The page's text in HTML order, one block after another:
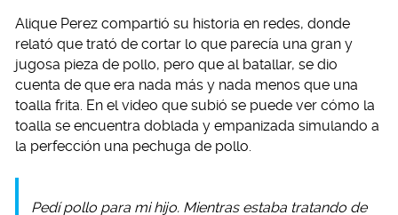
Alique Perez compartió su historia en redes, donde
relató que trató de cortar lo que parecía una gran y
jugosa pieza de pollo, pero que al batallar, se dio
cuenta de que era nada más y nada menos que una
toalla frita. En el video que subió se puede ver cómo la
toalla se encuentra doblada y empanizada simulando a
la perfección una pechuga de pollo.
Pedí pollo para mi hijo. Mientras estaba tratando de